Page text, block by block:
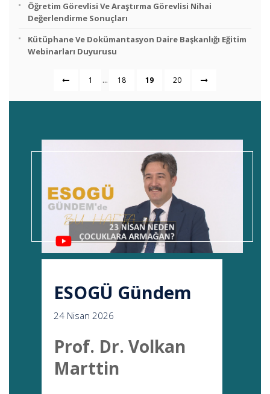
Öğretim Görevlisi Ve Araştırma Görevlisi Nihai
Değerlendirme Sonuçları
Kütüphane Ve Dokümantasyon Daire Başkanlığı Eğitim
Webinarları Duyurusu
1 ... 18 19 20
ESOGÜ Gündem
24 Nisan 2026
Prof. Dr. Volkan
Marttin